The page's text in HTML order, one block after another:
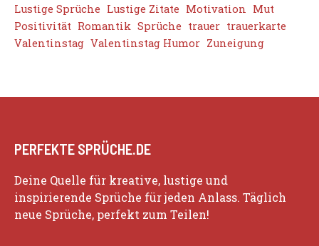
Lustige Sprüche Lustige Zitate Motivation Mut
Positivität Romantik Sprüche trauer trauerkarte
Valentinstag Valentinstag Humor Zuneigung
PERFEKTE SPRÜCHE.DE
Deine Quelle für kreative, lustige und
inspirierende Sprüche für jeden Anlass. Täglich
neue Sprüche, perfekt zum Teilen!